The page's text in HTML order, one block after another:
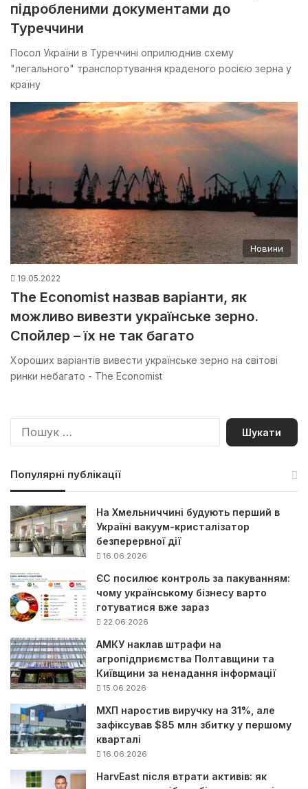
підробленими документами до
Туреччини
Посол України в Туреччині оприлюднив схему
"легального" транспортування краденого росією зерна у
країну
Новини
19.05.2022
The Economist назвав варіанти, як
можливо вивезти українське зерно.
Спойлер – їх не так багато
Хороших варіантів вивести українське зерно на світові
ринки небагато - The Economist
П
Популярні публікації
На Хмельниччині будують перший в
Україні вакуум-кристалізатор
безперервної дії
16.06.2026
ЄС посилює контроль за пакуванням:
чому українському бізнесу варто
готуватися вже зараз
22.06.2026
АМКУ наклав штрафи на
агропідприємства Полтавщини та
Київщини за ненадання інформації
15.06.2026
МХП наростив виручку на 31%, але
зафіксував $85 млн збитку у першому
кварталі
16.06.2026
HarvEast після втрати активів: як